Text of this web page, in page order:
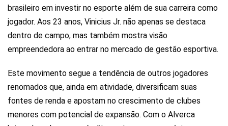
brasileiro em investir no esporte além de sua carreira como
jogador. Aos 23 anos, Vinicius Jr. não apenas se destaca
dentro de campo, mas também mostra visão
empreendedora ao entrar no mercado de gestão esportiva.
Este movimento segue a tendência de outros jogadores
renomados que, ainda em atividade, diversificam suas
fontes de renda e apostam no crescimento de clubes
menores com potencial de expansão. Com o Alverca